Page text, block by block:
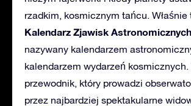
rzadkim, kosmicznym tańcu. Właśnie
Kalendarz Zjawisk Astronomicznych
nazywany kalendarzem
kalendarzem wydarzeń kosmicznych.
przewodnik, który prowadzi
przez najbardziej spektakularne